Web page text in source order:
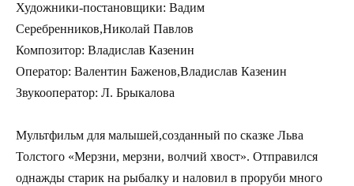
Художники-постановщики: Вадим
Серебренников,Николай Павлов
Композитор: Владислав Казенин
Оператор: Валентин Баженов,Владислав Казенин
Звукооператор: Л. Брыкалова
Мультфильм для малышей,созданный по сказке Льва
Толстого «Мерзни, мерзни, волчий хвост». Отправился
однажды старик на рыбалку и наловил в проруби много